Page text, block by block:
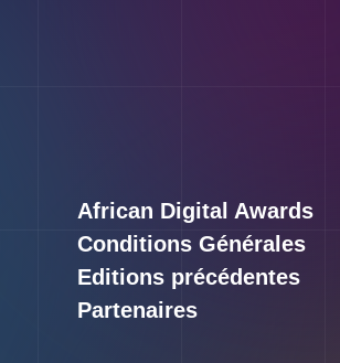
African Digital Awards
Conditions Générales
Editions précédentes
Partenaires